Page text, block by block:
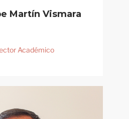
Martín Vismara
Académico